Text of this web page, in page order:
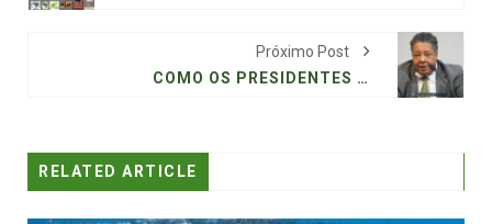
Próximo Post
COMO OS PRESIDENTES DOS PARTIDOS POLÍTICOS NEGAM O RACISMO ESTRUTURAL E O MINISTRO BARROSO DÁ UMA AULA SOBRE ANTIRRACISMO
RELATED ARTICLE